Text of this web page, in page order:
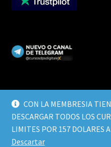
CON LA MEMBRESIA
DESCARGAR TODOS LOS
LIMITES POR 157 DOLARES
Descartar
© CURSOS DIGITALEX 2026
TERMINOS Y CONDICIONES